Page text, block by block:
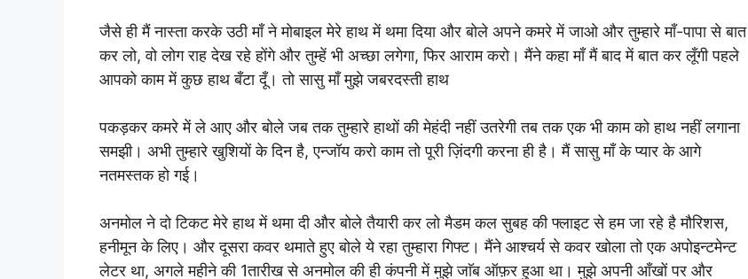
जैसे ही मैं नास्ता करके उठी माँ ने मोबाइल मेरे हाथ में थमा दिया और बोले अपने कमरे में जाओ और तुम्हारे माँ-पापा से बात
कर लो, वो लोग राह देख रहे होंगे और तुम्हें भी अच्छा लगेगा, फिर आराम करो। मैंने कहा माँ मैं बाद में बात कर लूँगी पहले
आपको काम में कुछ हाथ बँटा दूँ। तो सासु माँ मुझे जबरदस्ती हाथ
पकड़कर कमरे में ले आए और बोले जब तक तुम्हारे हाथों की मेहंदी नहीं उतरेगी तब तक एक भी काम को हाथ नहीं लगाना
समझी। अभी तुम्हारे खुशियों के दिन है, एन्जॉय करो काम तो पूरी ज़िंदगी करना ही है। मैं सासु माँ के प्यार के आगे
नतमस्तक हो गई।
अनमोल ने दो टिकट मेरे हाथ में थमा दी और बोले तैयारी कर लो मैडम कल सुबह की फ्लाइट से हम जा रहे है मौरिशस,
हनीमून के लिए। और दूसरा कवर थमाते हुए बोले ये रहा तुम्हारा गिफ्ट। मैंने आश्चर्य से कवर खोला तो एक अपोइन्टमेन्ट
लेटर था, अगले महीने की 1तारीख से अनमोल की ही कंपनी में मुझे जाॅब ऑफ़र हुआ था। मुझे अपनी आँखों पर और